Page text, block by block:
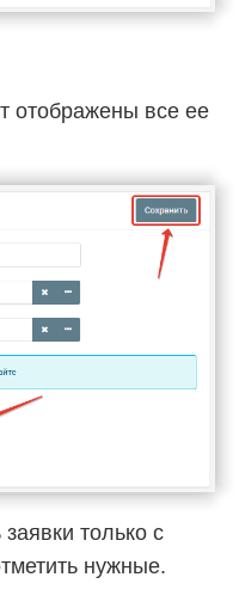
отображены все ее
только с
нужные.